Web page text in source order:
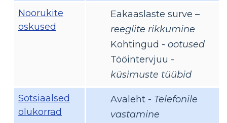
Noorukite
oskused
Eakaaslaste surve –
reeglite rikkumine
Kohtingud - ootused
Tööintervjuu -
küsimuste tüübid
Sotsiaalsed
olukorrad
Avaleht - Telefonile
vastamine